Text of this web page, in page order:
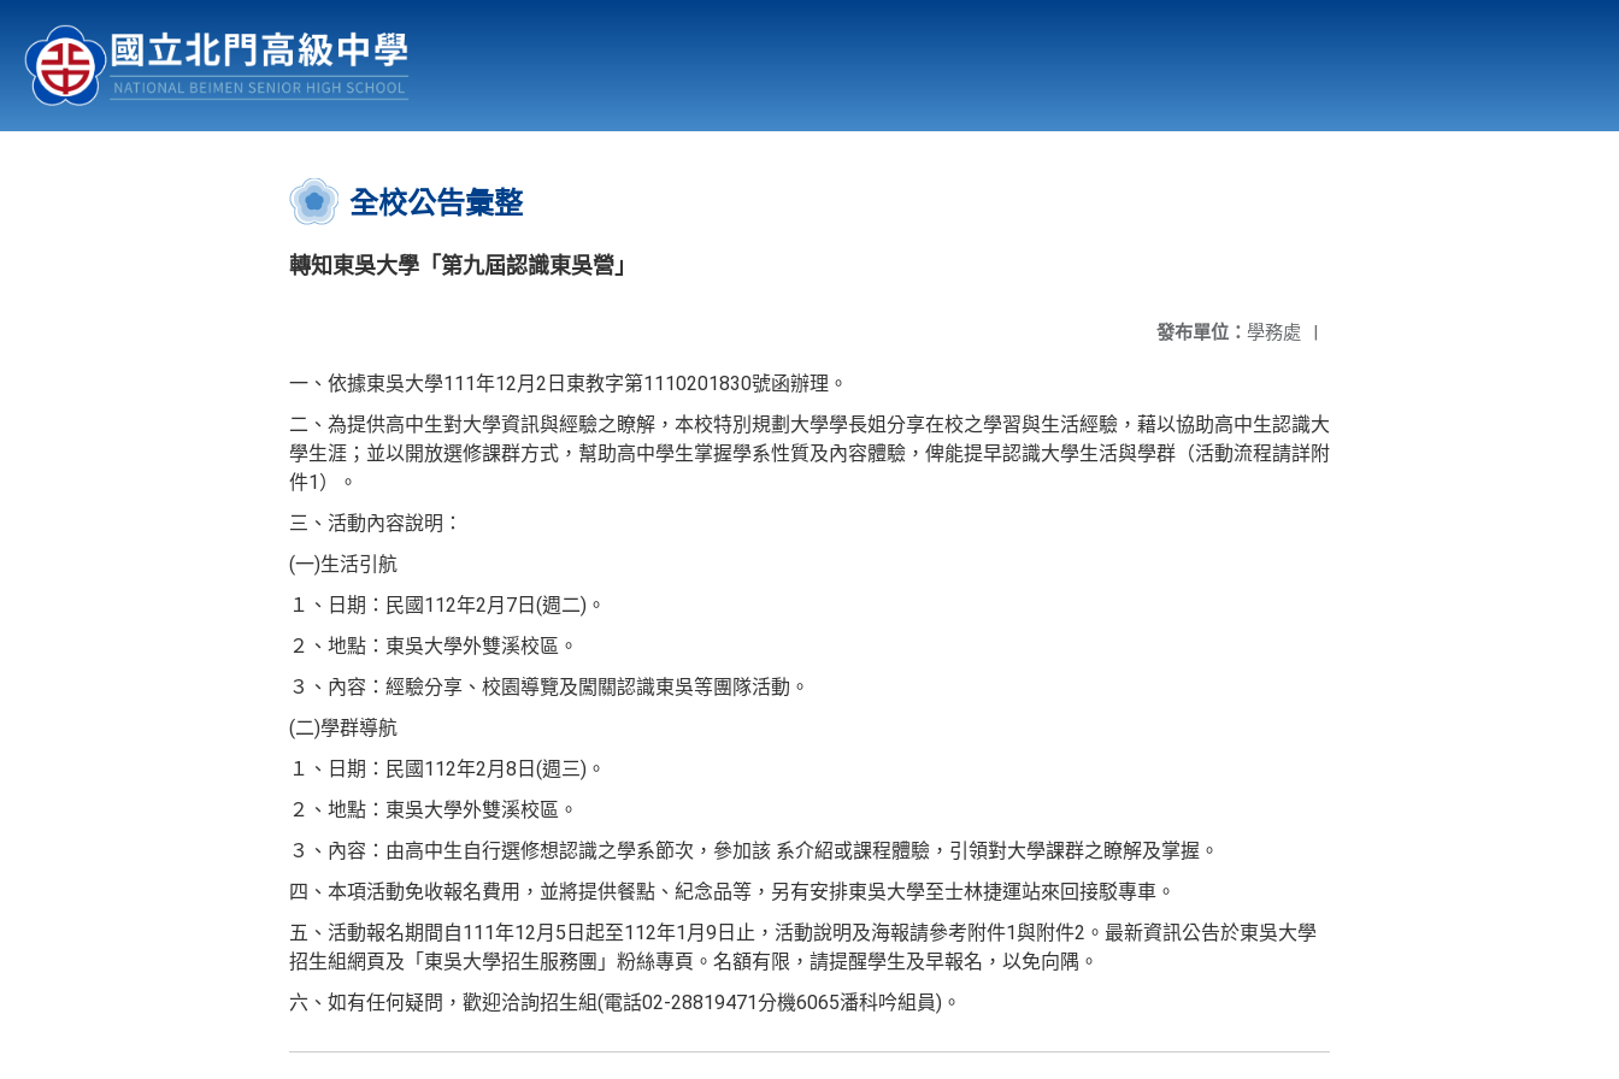
認識北中 行事曆
:::
全校公告彙整
轉知東吳大學「第九屆認識東吳營」
發布單位： 學務處 |
一、依據東吳大學111年12月2日東教字第1110201830號函辦理。
二、為提供高中生對大學資訊與經驗之瞭解，本校特別規劃大學學長姐分享在校之學習與生活經驗，藉以協助高中生認識大
學生涯；並以開放選修課群方式，幫助高中學生掌握學系性質及內容體驗，俾能提早認識大學生活與學群（活動流程請詳附
件1）。
三、活動內容說明：
(一)生活引航
１、日期：民國112年2月7日(週二)。
２、地點：東吳大學外雙溪校區。
３、內容：經驗分享、校園導覽及闖關認識東吳等團隊活動。
(二)學群導航
１、日期：民國112年2月8日(週三)。
２、地點：東吳大學外雙溪校區。
３、內容：由高中生自行選修想認識之學系節次，參加該 系介紹或課程體驗，引領對大學課群之瞭解及掌握。
四、本項活動免收報名費用，並將提供餐點、紀念品等，另有安排東吳大學至士林捷運站來回接駁專車。
五、活動報名期間自111年12月5日起至112年1月9日止，活動說明及海報請參考附件1與附件2。最新資訊公告於東吳大學
招生組網頁及「東吳大學招生服務團」粉絲專頁。名額有限，請提醒學生及早報名，以免向隅。
六、如有任何疑問，歡迎洽詢招生組(電話02-28819471分機6065潘科吟組員)。